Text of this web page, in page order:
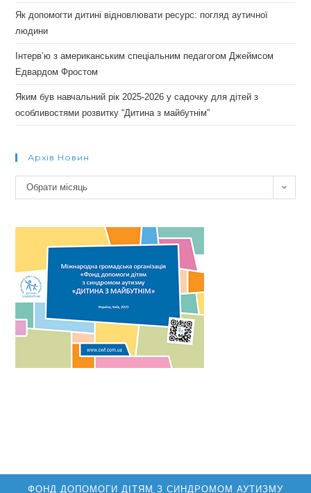
Як допомогти дитині відновлювати ресурс: погляд аутичної
людини
Інтерв’ю з американським спеціальним педагогом Джеймсом
Едвардом Фростом
Яким був навчальний рік 2025-2026 у садочку для дітей з
особливостями розвитку “Дитина з майбутнім”
Архів Новин
Архів
новин
Обрати місяць
ФОНД ДОПОМОГИ ДІТЯМ З СИНДРОМОМ АУТИЗМУ